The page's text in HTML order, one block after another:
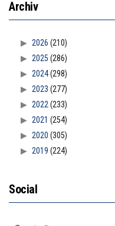
Archiv
2026 (210)
2025 (286)
2024(298)
2023 (277)
2022 (233)
2021 (254)
2020 (305)
2019 (224)
Social